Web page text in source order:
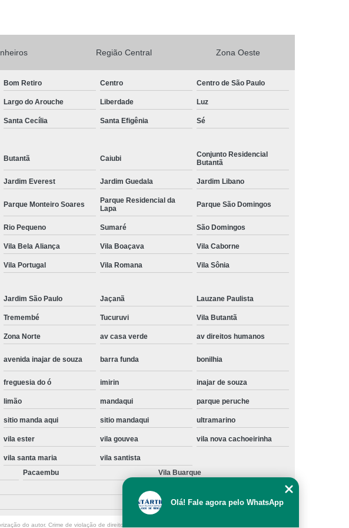
Adega Brastemp
Conserto de Adega Climatizada
Conserto de Adega Quebrada
Conserto Placa Adega
Conserto de Geladeira Expositora
de Bebidas
Conserto de Geladeira Expositora Vertical
e Assistencia de Geladeira Expositora
Expositora
Conserto para Geladeira Expositora
Expositora de Bar
Brastemp Instalação de Fogão
Instalação de Fogão
Instalação de Fogão a Gas
de Fogão Brastemp
Instalação de Fogão Cooktop
Instalação de Fogão Gás Encanado
Instalação Fogão
de Lavar Roupa
Instalação Maquina de Lavar Roupa
de Lavar Samsung
Instalação Maquina Lavar e Seca
de Lavar Roupa
Instalar Maquina de Lavar Samsung
Lavar Roupa
Maquina de Lavar Roupa Instalação
Maquina de Lavar
Instalação de Lava e Seca
e Seca Samsung
Instalação de Maquina Lava e Seca
Instalação Lava e Seca Samsung
Instalação Lava Seca
Lava e Seca
Instalação Maquina Lava e Seca Samsung
Samsung Lava e Seca
Lava e Seca Instalação
Instalação
Samsung Instalação Lava e Seca
Manutenção de Fogão a Gas
Manutenção de Fogão Cooktop
Região Central Zona Oeste
Bom Retiro Centro Centro de São Paulo
Largo do Arouche Liberdade Luz
Santa Cecília Santa Efigênia Sé
Butantã Caiubi
Conjunto Residencial
Butantã
Jardim Everest Jardim Guedala Jardim Libano
Parque Monteiro Soares
Parque Residencial da
Lapa
Parque São Domingos
Rio Pequeno Sumaré São Domingos
Vila Bela Aliança Vila Boaçava Vila Caborne
Vila Portugal Vila Romana Vila Sônia
Jardim São Paulo Jaçanã Lauzane Paulista
Tremembé Tucuruvi Vila Butantã
Zona Norte av casa verde av direitos humanos
avenida inajar de souza barra funda bonilhia
freguesia do ó imirin inajar de souza
limão mandaqui parque peruche
sitio manda aqui sitio mandaqui ultramarino
vila ester vila gouvea vila nova cachoeirinha
vila santa maria
vila santista
Pacaembu
Vila Buarque
do autor. Crime de violação de direito autoral – artigo 184 do Código Penal –
Olá! Fale agora pelo WhatsApp